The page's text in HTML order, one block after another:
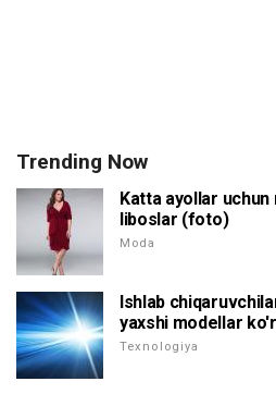
Trending Now
Katta ayollar
liboslar (foto)
Moda
Ishlab
yaxshi modellar
Texnologiya